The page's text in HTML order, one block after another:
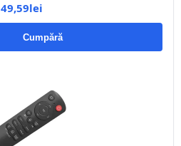
49,59lei
Cumpără